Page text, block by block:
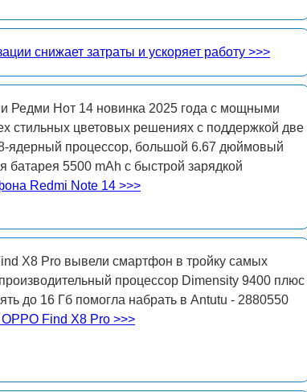
снижает затраты и ускоряет работу >>>
Нот 14 новинка 2025 года с мощными
стильных цветовых решениях с поддержкой две
ядерный процессор, большой 6.67 дюймовый
5500 mAh с быстрой зарядкой
Redmi Note 14 >>>
X8 Pro вывели смартфон в тройку самых
процессор Dimensity 9400 плюс
до 16 Гб помогла набрать в Antutu - 2880550
Find X8 Pro >>>